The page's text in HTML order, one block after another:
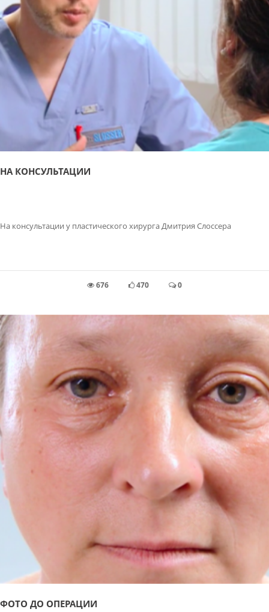
НА КОНСУЛЬТАЦИИ
На консультации у пластического хирурга Дмитрия Слоссера
676 470 0
ФОТО ДО ОПЕРАЦИИ